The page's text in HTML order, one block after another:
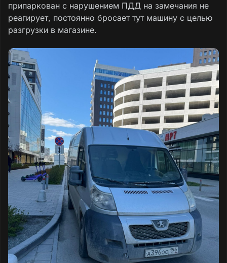
припаркован с нарушением ПДД на замечания не
реагирует, постоянно бросает тут машину с целью
разгрузки в магазине.